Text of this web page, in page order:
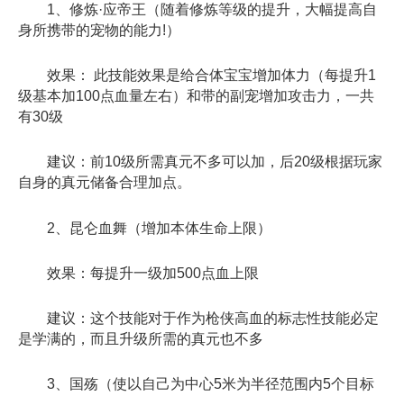
1、修炼·应帝王（随着修炼等级的提升，大幅提高自
身所携带的宠物的能力!）
效果： 此技能效果是给合体宝宝增加体力（每提升1
级基本加100点血量左右）和带的副宠增加攻击力，一共
有30级
建议：前10级所需真元不多可以加，后20级根据玩家
自身的真元储备合理加点。
2、昆仑血舞（增加本体生命上限）
效果：每提升一级加500点血上限
建议：这个技能对于作为枪侠高血的标志性技能必定
是学满的，而且升级所需的真元也不多
3、国殇（使以自己为中心5米为半径范围内5个目标